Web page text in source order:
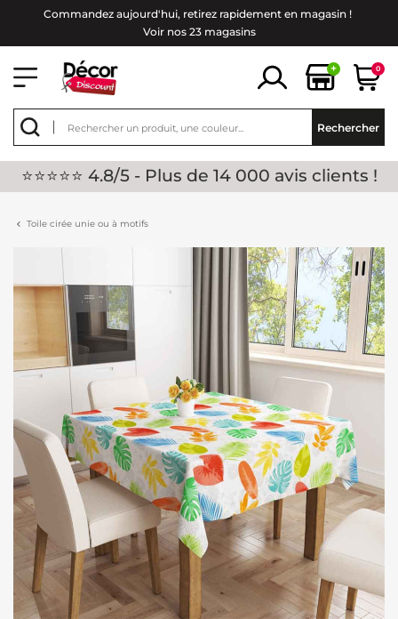
Commandez aujourd'hui, retirez rapidement en magasin !
Voir nos 23 magasins
+ 0
Rechercher
⭐⭐⭐⭐⭐ 4.8/5 - Plus de 14 000 avis clients !
Toile cirée unie ou à motifs